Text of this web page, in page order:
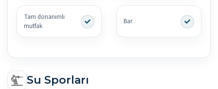
Tam donanımlı
mutfak
Bar
Su Sporları